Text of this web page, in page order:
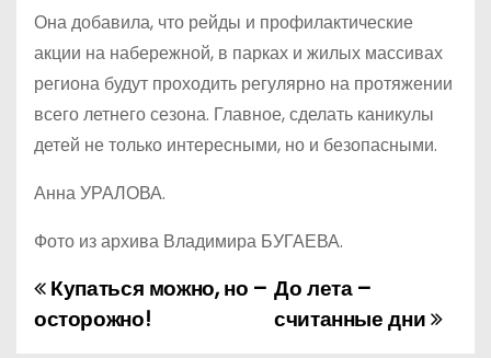
Она добавила, что рейды и профилактические
акции на набережной, в парках и жилых массивах
региона будут проходить регулярно на протяжении
всего летнего сезона. Главное, сделать каникулы
детей не только интересными, но и безопасными.
Анна УРАЛОВА.
Фото из архива Владимира БУГАЕВА.
Н
До лета –
считанные дни
Купаться можно, но –
осторожно!